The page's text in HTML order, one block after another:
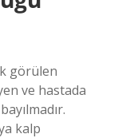
görülen
ve hastada
kalp